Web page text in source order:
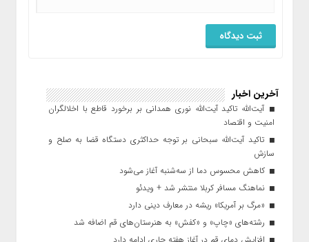
آخرین اخبار
آیت‌الله تاکید آیت‌الله نوری همدانی بر برخورد قاطع با اخلالگران
امنیت و اقتصاد
تاکید آیت‌الله‌ سبحانی بر توجه حداکثری دستگاه قضا به صلح و
سازش
کاهش محسوس دما از سه‌شنبه آغاز می‌شود
نماهنگ مسافر کربلا منتشر شد + ویدئو
«مرگ بر آمریکا» ریشه در معارف دینی دارد
رشته‌های «چاپ» و «کفش» به هنرستان‌های قم اضافه شد